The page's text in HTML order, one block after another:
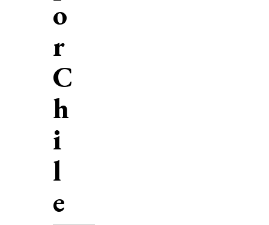
o
r
C
h
i
l
e